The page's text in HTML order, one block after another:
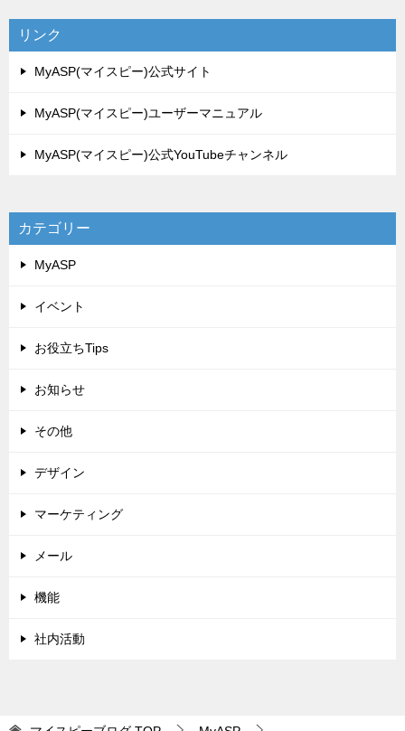
リンク
MyASP(マイスピー)公式サイト
MyASP(マイスピー)ユーザーマニュアル
MyASP(マイスピー)公式YouTubeチャンネル
カテゴリー
MyASP
イベント
お役立ちTips
お知らせ
その他
デザイン
マーケティング
メール
機能
社内活動